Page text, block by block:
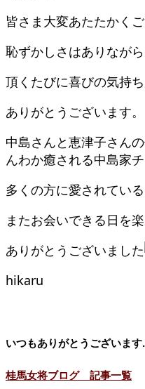
皆さま大変あたたかくご
恥ずかしさはありなが
頂くたびに喜びの気持
ありがとうございます。
中島さんと恵津子さん
んわか癒される中島家
多くの方に愛されてい
またお会いできる日を
ありがとうございました
hikaru
いつもありがとうございます.
桂馬女将ブログ 記事一覧